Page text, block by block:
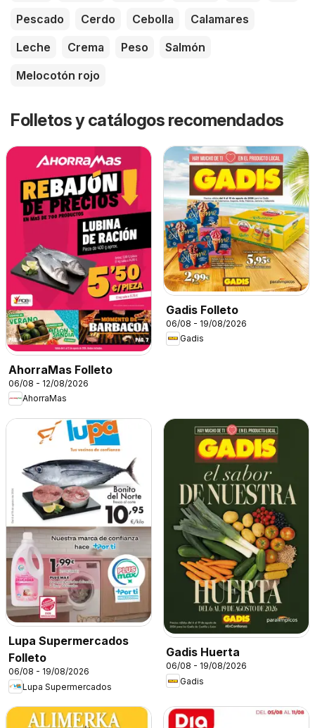
Pescado Cerdo Cebolla
Calamares
Leche
Crema Peso
Salmón
Melocotón rojo
Folletos y catálogos recomendados
AhorraMas Folleto
06/08 - 12/08/2026
AhorraMas
Gadis Folleto
06/08 - 19/08/2026
Gadis
Lupa Supermercados
Folleto
06/08 - 19/08/2026
Lupa Supermercados
Gadis Huerta
06/08 - 19/08/2026
Gadis